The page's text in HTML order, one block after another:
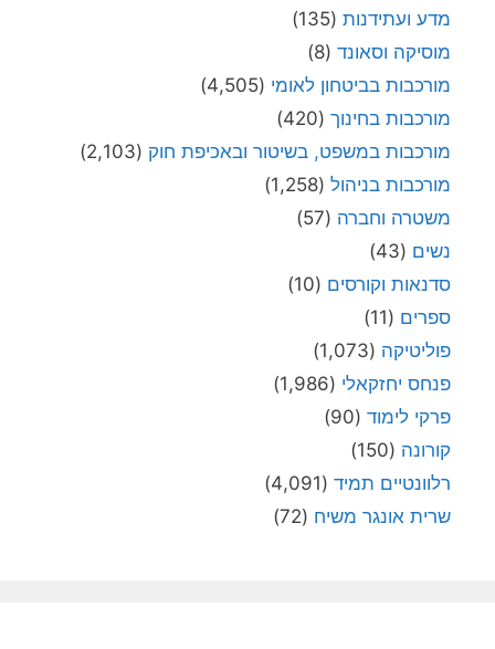
מדע ועתידנות (135)
מוסיקה וסאונד (8)
מורכבות בביטחון לאומי (4,505)
מורכבות בחינוך (420)
מורכבות במשפט, בשיטור ובאכיפת חוק (2,103)
מורכבות בניהול (1,258)
משטרה וחברה (57)
נשים (43)
סדנאות וקורסים (10)
ספרים (11)
פוליטיקה (1,073)
פנחס יחזקאלי (1,986)
פרקי לימוד (90)
קורונה (150)
רלוונטיים תמיד (4,091)
שרית אונגר משיח (72)